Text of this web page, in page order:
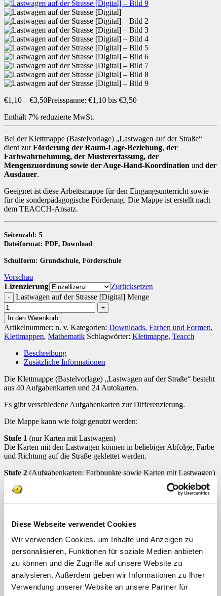
Diese Webseite verwendet Cookies
Wir verwenden Cookies, um Inhalte und Anzeigen zu
personalisieren, Funktionen für soziale Medien anbieten
zu können und die Zugriffe auf unsere Website zu
analysieren. Außerdem geben wir Informationen zu Ihrer
Verwendung unserer Website an unsere Partner für
€1,10 – €3,50Preisspanne: €1,10 bis €3,50
Enthält 7% reduzierte MwSt.
Bei der Klettmappe (Bastelvorlage) „Lastwagen auf der Straße“
dient zurFörderung der Raum-Lage-Beziehung, der
Farbwahrnehmung, der Mustererfassung, der
Mengenzuordnung sowie der Auge-Hand-Koordination und der
Ausdauer.
Geeignet ist diese Arbeitsmappe für den Eingangsunterricht sowie
für die sonderpädagogische Förderung. Die Mappe ist erstellt nach
dem TEACCH-Ansatz.
Seitenzahl: 5
Dateiformat: PDF, Download
Schulform: Grundschule, Förderschule
Vorschau
Lizenzierung
Zurücksetzen
Lastwagen auf der Strasse [Digital] Menge
In den Warenkorb
Artikelnummer: n. v. Kategorien: Downloads, Farben und Formen,
Klettmappen, Mathematik Schlagwörter: Klettmappe, Teacch
Beschreibung
Zusätzliche Informationen
Die Klettmappe (Bastelvorlage) „Lastwagen auf der Straße“ besteht
aus 40 Aufgabenkarten und 24 Autokarten.
Es gibt verschiedene Aufgabenkarten zur Differenzierung.
Die Mappe kann wie folgt genutzt werden:
Stufe 1 (nur Karten mit Lastwagen)
Die Karten mit den Lastwagen können in beliebiger Abfolge, Farbe
und Richtung auf die Straße geklettet werden.
Stufe 2 (Aufgabenkarten: Farbpunkte sowie Karten mit Lastwagen)
Die Karten mit den Lastwagen müssen nach Farbvorgabe auf die
jeweilige Straße geklettet werden. Die Fahrtrichtung ist variabel.
Die Karten mit den Lastwagen müssen nach Fahrtrichtungspfeil auf
Farbauswahl ist variabel.
Stufe 4 (Aufgabenkarten: Kombination aus Farbpunkt und
Richtungspfeil sowie Karten mit Lastwagen)
Die Karten mit den Lastwagen müssen farblich sortiert und in der
vorgegebenen Richtung auf die jeweilige Straße geklettet werden.